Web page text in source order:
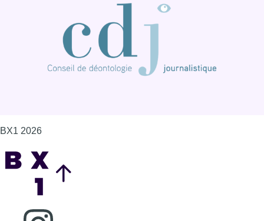
BX1 2026
Consulter page Instagram